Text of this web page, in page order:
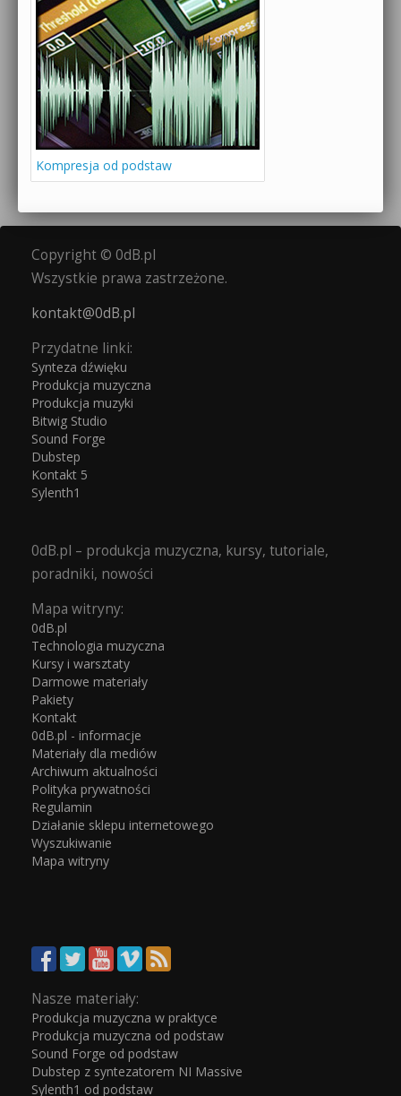
Kompresja od podstaw
Copyright © 0dB.pl
Wszystkie prawa zastrzeżone.
kontakt@0dB.pl
Przydatne linki:
Synteza dźwięku
Produkcja muzyczna
Produkcja muzyki
Bitwig Studio
Sound Forge
Dubstep
Kontakt 5
Sylenth1
0dB.pl – produkcja muzyczna, kursy, tutoriale,
poradniki, nowości
Mapa witryny:
0dB.pl
Technologia muzyczna
Kursy i warsztaty
Darmowe materiały
Pakiety
Kontakt
0dB.pl - informacje
Materiały dla mediów
Archiwum aktualności
Polityka prywatności
Regulamin
Działanie sklepu internetowego
Wyszukiwanie
Mapa witryny
Nasze materiały:
Produkcja muzyczna w praktyce
Produkcja muzyczna od podstaw
Sound Forge od podstaw
Dubstep z syntezatorem NI Massive
Sylenth1 od podstaw